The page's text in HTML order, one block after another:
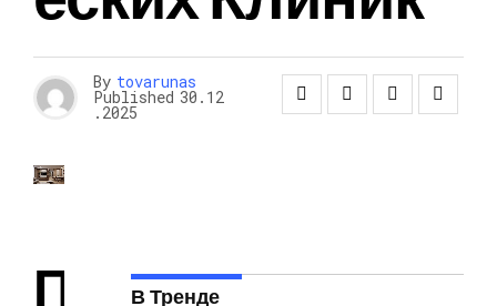
By tovarunas
Published 30.12
.2025
П
В Тренде